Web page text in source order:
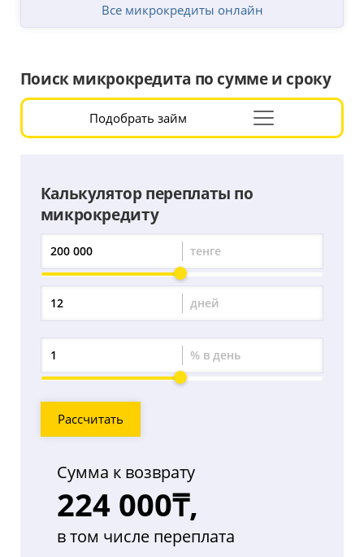
Все микрокредиты онлайн
Поиск микрокредита по сумме и сроку
Подобрать займРаскрыть
форму
Калькулятор переплаты по
микрокредиту
Сумма
переплаты
тенге
Период
дней
Процент
переплаты
% в день
Рассчитать
Сумма к возврату
224 000₸,
в том числе переплата